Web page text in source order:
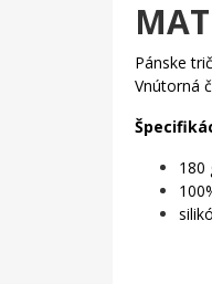
Pánske
Vnútorná
180